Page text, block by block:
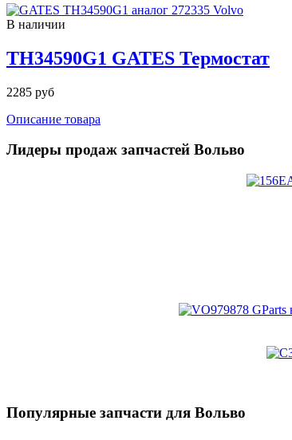
В наличии
TH34590G1 GATES Термостат
2285 руб
Описание товара
Лидеры продаж запчастей Вольво
Популярные запчасти для Вольво